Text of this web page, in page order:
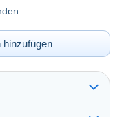
hinzufügen